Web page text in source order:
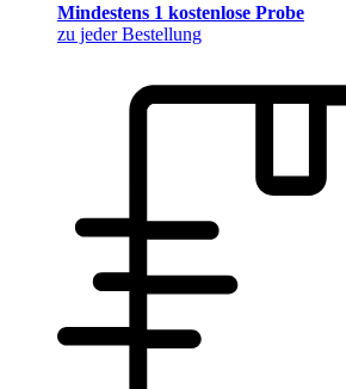
Mindestens 1 kostenlose Probe
zu jeder Bestellung